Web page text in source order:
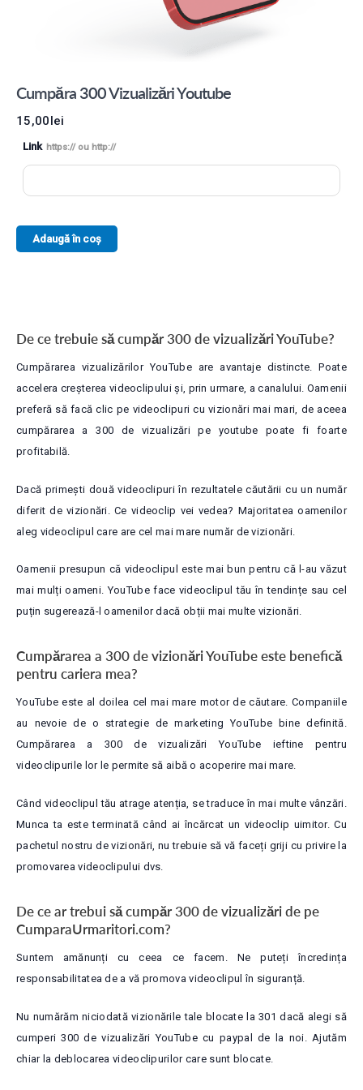
Cumpăra 300 Vizualizări Youtube
15,00lei
Link https:// ou http://
Adaugă în coș
De ce trebuie să cumpăr 300 de vizualizări YouTube?
Cumpărarea vizualizărilor YouTube are avantaje distincte. Poate
accelera creșterea videoclipului și, prin urmare, a canalului. Oamenii
preferă să facă clic pe videoclipuri cu vizionări mai mari, de aceea
cumpărarea a 300 de vizualizări pe youtube poate fi foarte
profitabilă.
Dacă primești două videoclipuri în rezultatele căutării cu un număr
diferit de vizionări. Ce videoclip vei vedea? Majoritatea oamenilor
aleg videoclipul care are cel mai mare număr de vizionări.
Oamenii presupun că videoclipul este mai bun pentru că l-au văzut
mai mulți oameni. YouTube face videoclipul tău în tendințe sau cel
puțin sugerează-l oamenilor dacă obții mai multe vizionări.
Cumpărarea a 300 de vizionări YouTube este benefică
pentru cariera mea?
YouTube este al doilea cel mai mare motor de căutare. Companiile
au nevoie de o strategie de marketing YouTube bine definită.
Cumpărarea a 300 de vizualizări YouTube ieftine pentru
videoclipurile lor le permite să aibă o acoperire mai mare.
Când videoclipul tău atrage atenția, se traduce în mai multe vânzări.
Munca ta este terminată când ai încărcat un videoclip uimitor. Cu
pachetul nostru de vizionări, nu trebuie să vă faceți griji cu privire la
promovarea videoclipului dvs.
De ce ar trebui să cumpăr 300 de vizualizări de pe
CumparaUrmaritori.com?
Suntem amănunți cu ceea ce facem. Ne puteți încredința
responsabilitatea de a vă promova videoclipul în siguranță.
Nu numărăm niciodată vizionările tale blocate la 301 dacă alegi să
cumperi 300 de vizualizări YouTube cu paypal de la noi. Ajutăm
chiar la deblocarea videoclipurilor care sunt blocate.